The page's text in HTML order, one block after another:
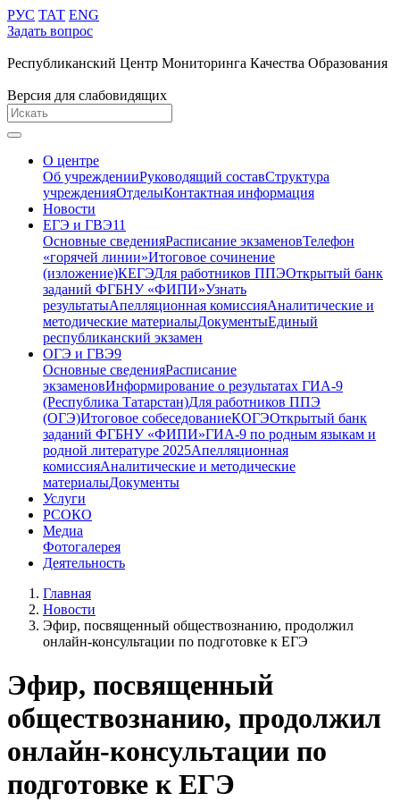
РУС ТАТ ENG
Задать вопрос
Республиканский Центр Мониторинга Качества Образования
Версия для слабовидящих
О центре
Об учрежденииРуководящий составСтруктура
учрежденияОтделыКонтактная информация
Новости
ЕГЭ и ГВЭ11
Основные сведенияРасписание экзаменовТелефон
«горячей линии»Итоговое сочинение
(изложение)КЕГЭДля работников ППЭОткрытый банк
заданий ФГБНУ «ФИПИ»Узнать
результатыАпелляционная комиссияАналитические и
методические материалыДокументыЕдиный
республиканский экзамен
ОГЭ и ГВЭ9
Основные сведенияРасписание
экзаменовИнформирование о результатах ГИА-9
(Республика Татарстан)Для работников ППЭ
(ОГЭ)Итоговое собеседованиеКОГЭОткрытый банк
заданий ФГБНУ «ФИПИ»ГИА-9 по родным языкам и
родной литературе 2025Апелляционная
комиссияАналитические и методические
материалыДокументы
Услуги
РСОКО
Медиа
Фотогалерея
Деятельность
Главная
Новости
Эфир, посвященный обществознанию, продолжил
онлайн-консультации по подготовке к ЕГЭ
Эфир, посвященный
обществознанию, продолжил
онлайн-консультации по
подготовке к ЕГЭ